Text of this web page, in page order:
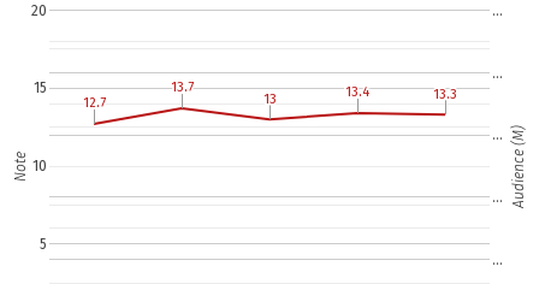
5
10
15
20
…
…
…
…
…
12.7
12.7
13.7
13.7
13
13 13.4
13.4 13.3
13.3
Note Audience (M)